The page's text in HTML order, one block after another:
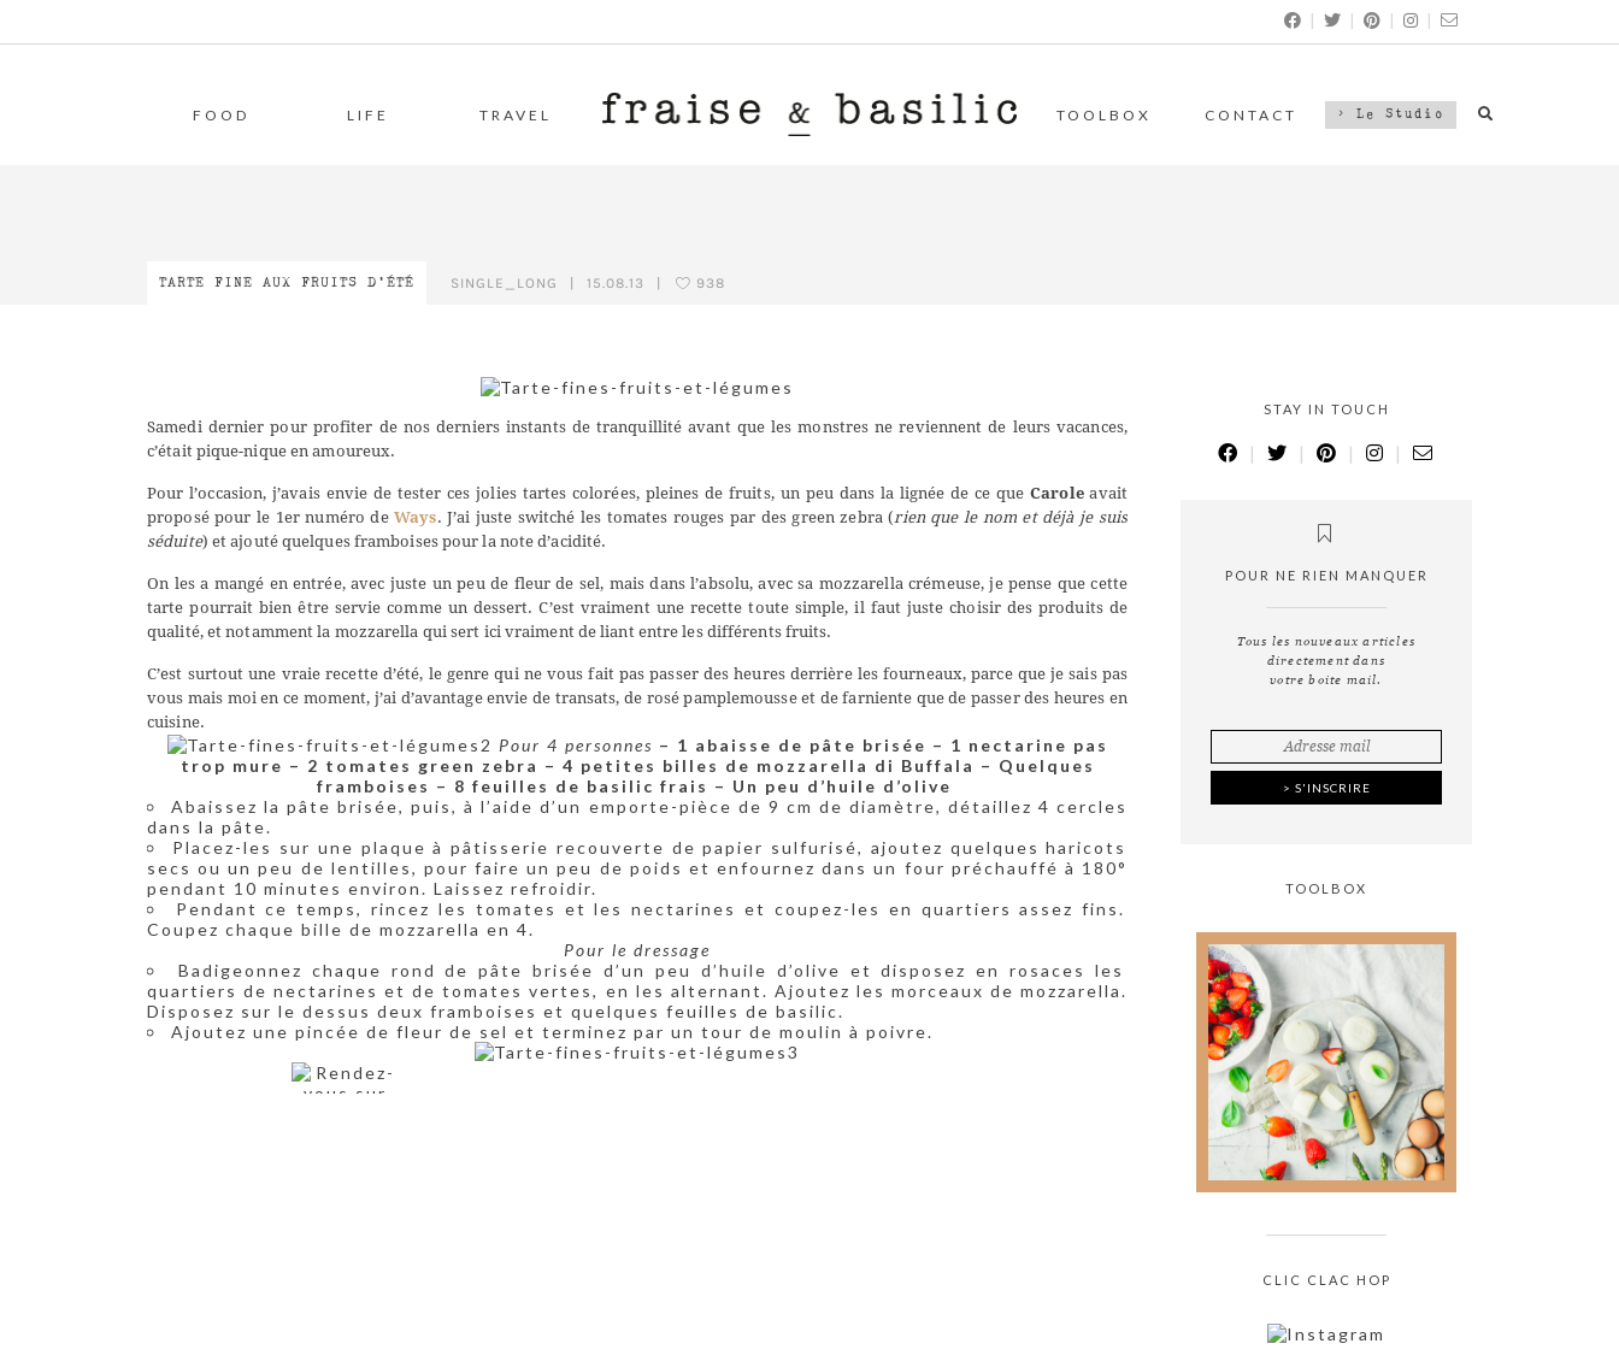
| | | |
FOOD LIFE TRAVEL TOOLBOX CONTACT > Le Studio
TARTE FINE AUX FRUITS D’ÉTÉ SINGLE_LONG 15.08.13 938
Samedi dernier pour profiter de nos derniers instants de tranquillité avant que les monstres ne reviennent de leurs vacances,
c’était pique-nique en amoureux.
Pour l’occasion, j’avais envie de tester ces jolies tartes colorées, pleines de fruits, un peu dans la lignée de ce queCaroleavait
proposé pour le 1er numéro deWays. J’ai juste switché les tomates rouges par des green zebra (rien que le nom et déjà je suis
séduite) et ajouté quelques framboises pour la note d’acidité.
On les a mangé en entrée, avec juste un peu de fleur de sel, mais dans l’absolu, avec sa mozzarella crémeuse, je pense que cette
tarte pourrait bien être servie comme un dessert. C’est vraiment une recette toute simple, il faut juste choisir des produits de
qualité, et notamment la mozzarella qui sert ici vraiment de liant entre les différents fruits.
C’est surtout une vraie recette d’été, le genre qui ne vous fait pas passer des heures derrière les fourneaux, parce que je sais pas
vous mais moi en ce moment, j’ai d’avantage envie de transats, de rosé pamplemousse et de farniente que de passer des heures en
cuisine.
Pour 4 personnes – 1 abaisse de pâte brisée – 1 nectarine pas
trop mure – 2 tomates green zebra – 4 petites billes de mozzarella di Buffala – Quelques
framboises – 8 feuilles de basilic frais – Un peu d’huile d’olive
Abaissez la pâte brisée, puis, à l’aide d’un emporte-pièce de 9 cm de diamètre, détaillez 4 cercles
dans la pâte.
Placez-les sur une plaque à pâtisserie recouverte de papier sulfurisé, ajoutez quelques haricots
secs ou un peu de lentilles, pour faire un peu de poids et enfournez dans un four préchauffé à 180°
pendant 10 minutes environ. Laissez refroidir.
Pendant ce temps, rincez les tomates et les nectarines et coupez-les en quartiers assez fins.
Coupez chaque bille de mozzarella en 4.
Pour le dressage
Badigeonnez chaque rond de pâte brisée d’un peu d’huile d’olive et disposez en rosaces les
quartiers de nectarines et de tomates vertes, en les alternant. Ajoutez les morceaux de mozzarella.
Disposez sur le dessus deux framboises et quelques feuilles de basilic.
Ajoutez une pincée de fleur de sel et terminez par un tour de moulin à poivre.
STAY IN TOUCH
| | | |
POUR NE RIEN MANQUER
Tous les nouveaux articles
directement dans
votre boite mail.
TOOLBOX
Tout ce que vous avez
toujours voulu savoir
sur
la photographie
culinaire sans jamais
oser le demander !
CLIC CLAC HOP